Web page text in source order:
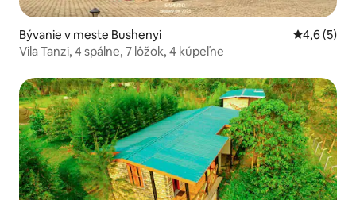
Bývanie v meste Bushenyi Priemerné
4,6 (5)
Vila Tanzi, 4 spálne, 7 lôžok, 4 kúpeľne